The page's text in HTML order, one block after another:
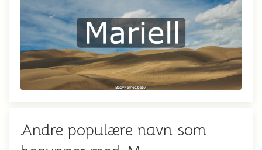
Andre populære navn som